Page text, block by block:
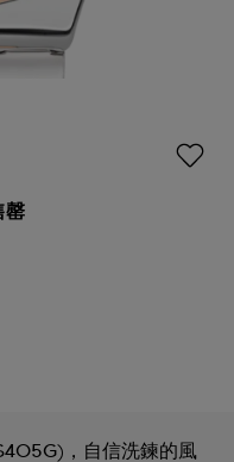
罄
，自信洗鍊的風